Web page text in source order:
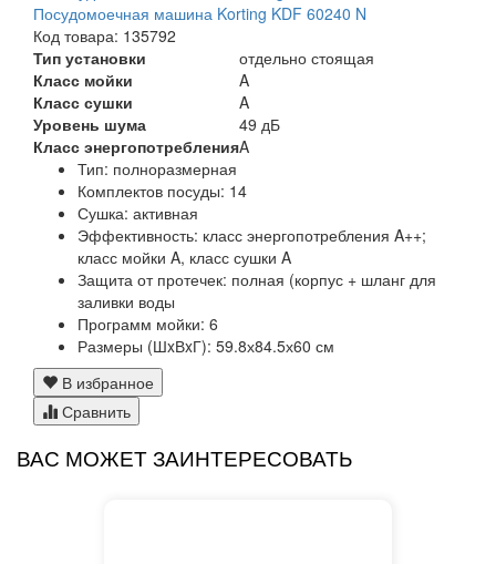
Посудомоечная машина Korting KDF 60240 N
Код товара: 135792
Тип установки
отдельно стоящая
Класс мойки
A
Класс сушки
A
Уровень шума
49 дБ
Класс энергопотребленияA
Тип: полноразмерная
Комплектов посуды: 14
Сушка: активная
Эффективность: класс энергопотребления A++;
класс мойки A, класс сушки A
Защита от протечек: полная (корпус + шланг для
заливки воды
Программ мойки: 6
Размеры (ШxВxГ): 59.8х84.5х60 см
В избранное
Сравнить
ВАС МОЖЕТ ЗАИНТЕРЕСОВАТЬ